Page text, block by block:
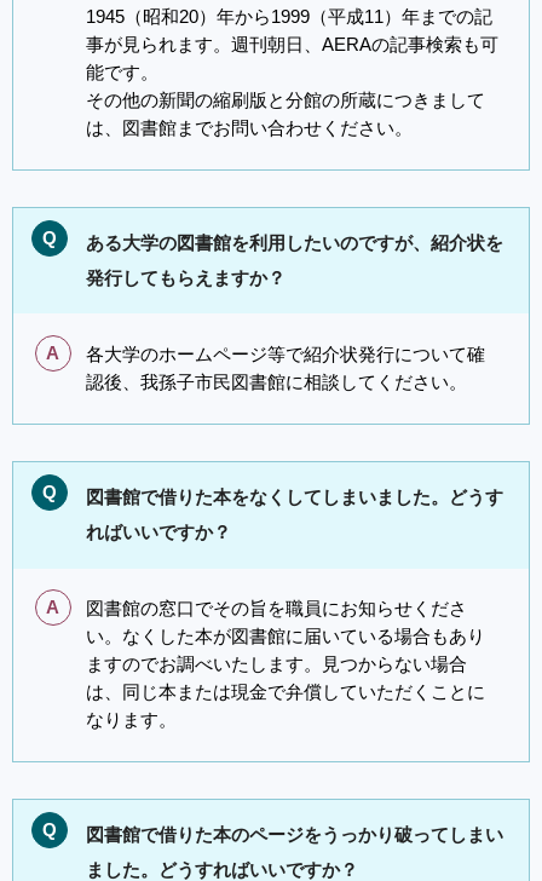
1945（昭和20）年から1999（平成11）年までの記
事が見られます。週刊朝日、AERAの記事検索も可
能です。
その他の新聞の縮刷版と分館の所蔵につきまして
は、図書館までお問い合わせください。
Q
ある大学の図書館を利用したいのですが、紹介状を
発行してもらえますか？
A
各大学のホームページ等で紹介状発行について確
認後、我孫子市民図書館に相談してください。
Q
図書館で借りた本をなくしてしまいました。どうす
ればいいですか？
A
図書館の窓口でその旨を職員にお知らせくださ
い。なくした本が図書館に届いている場合もあり
ますのでお調べいたします。見つからない場合
は、同じ本または現金で弁償していただくことに
なります。
Q
図書館で借りた本のページをうっかり破ってしまい
ました。どうすればいいですか？